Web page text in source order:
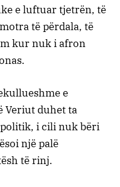
e luftuar tjetrën, të
të përdala, të
kur nuk i afron
e
Veriut duhet ta
i cili nuk bëri
një palë
të rinj.